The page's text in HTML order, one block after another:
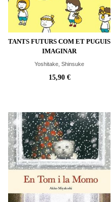
TANTS FUTURS COM ET PUGUIS
IMAGINAR
Yoshitake, Shinsuke
15,90 €